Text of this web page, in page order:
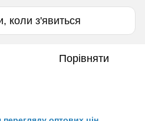
коли з'явиться
Порівняти